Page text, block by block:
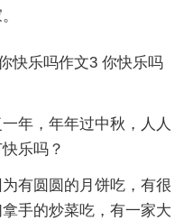
年，年年过中秋，人人
乐吗？
有圆圆的月饼吃，有很
手的炒菜吃，有一家大
快乐吗作文3 你快乐吗